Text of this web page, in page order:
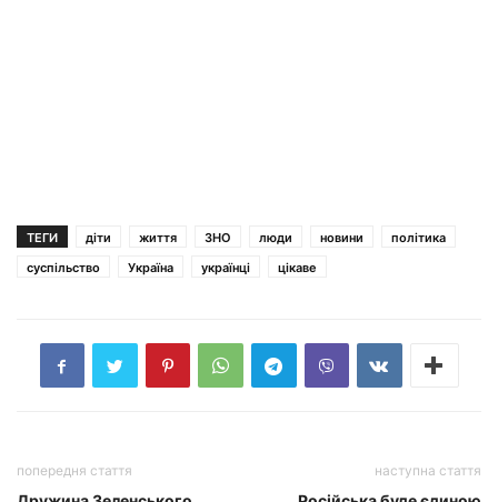
ТЕГИ діти життя ЗНО люди новини
політика
суспільство
Україна українці цікаве
попередня стаття наступна стаття